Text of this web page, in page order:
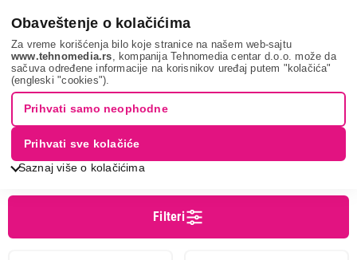
Obaveštenje o kolačićima
Za vreme korišćenja bilo koje stranice na našem web-sajtu
www.tehnomedia.rs , kompanija Tehnomedia centar d.o.o. može da
sačuva određene informacije na korisnikov uređaj putem "kolačića"
(engleski "cookies").
Saznaj više o kolačićima
Prihvati samo neophodne
Prihvati sve kolačiće
Nega tela, lepota i zdravlje Masažeri Masažeri za stopala
Cena od Cena do
MASAŽERI ZA STOPALA
Sortiranje Prikaz
Filteri